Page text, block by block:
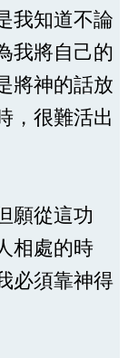
我知道不論
我將自己的
將神的話放
，很難活出
願從這功
相處的時
必須靠神得